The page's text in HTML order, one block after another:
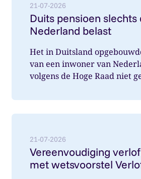
21-07-2026
Duits pensioen slechts
Nederland belast
Het in Duitsland
van een inwoner van
volgens de Hoge Raad niet
21-07-2026
Vereenvoudiging
met wetsvoorstel